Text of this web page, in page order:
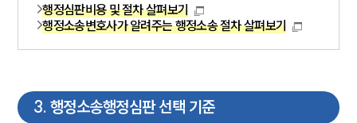
행정심판비용 및 절차 살펴보기
행정소송변호사가 알려주는 행정소송 절차 살펴보기
3. 행정소송행정심판 선택 기준